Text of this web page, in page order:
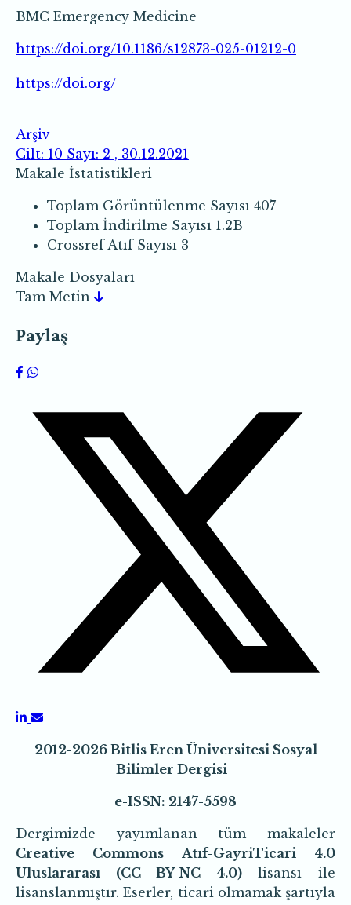
BMC Emergency Medicine
https://doi.org/10.1186/s12873-025-01212-0
https://doi.org/
Arşiv
Cilt: 10 Sayı: 2 , 30.12.2021
Makale İstatistikleri
Toplam Görüntülenme Sayısı 407
Toplam İndirilme Sayısı 1.2B
Crossref Atıf Sayısı 3
Makale Dosyaları
Tam Metin
Paylaş
2012-2026 Bitlis Eren Üniversitesi Sosyal
Bilimler Dergisi
e-ISSN: 2147-5598
Dergimizde yayımlanan tüm makaleler
Creative Commons Atıf-GayriTicari 4.0
Uluslararası (CC BY-NC 4.0)lisansı ile
lisanslanmıştır. Eserler, ticari olmamak şartıyla